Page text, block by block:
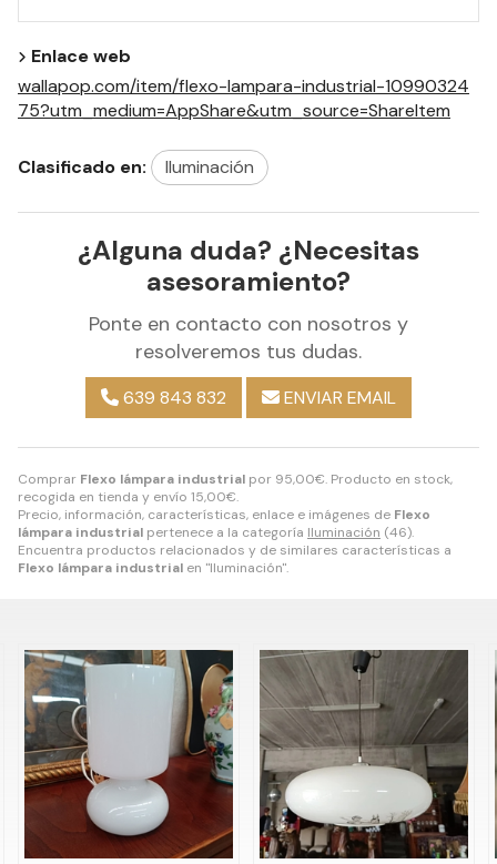
Comprar Flexo lámpara industrial por 95,00€. Producto en stock,
recogida en tienda y envío 15,00€.
Precio, información, características, enlace e imágenes de Flexo
lámpara industrial pertenece a la categoría Iluminación (46).
Encuentra productos relacionados y de similares características a
Flexo lámpara industrial en "Iluminación".
Enlace web
wallapop.com/item/flexo-lampara-industrial-10990324
75?utm_medium=AppShare&utm_source=ShareItem
Clasificado en: Iluminación
¿Alguna duda? ¿Necesitas
asesoramiento?
Ponte en contacto con nosotros y
resolveremos tus dudas.
639 843 832 ENVIAR EMAIL